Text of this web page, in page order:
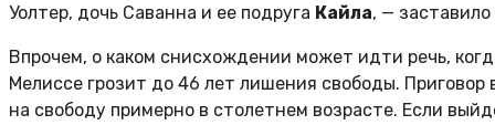
Уолтер, дочь Саванна и ее подруга Кайла, —
Впрочем, о каком снисхождении может идти речь,
Мелиссе грозит до 46 лет лишения свободы.
на свободу примерно в столетнем возрасте. Если